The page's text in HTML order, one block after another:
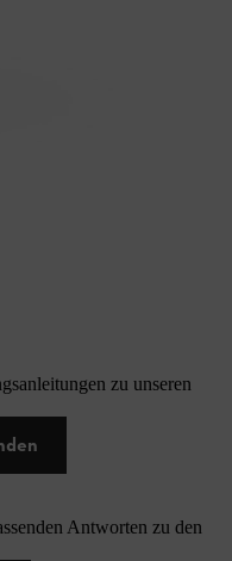
zu unseren
Antworten zu den